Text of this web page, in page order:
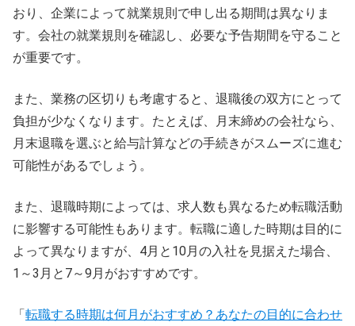
おり、企業によって就業規則で申し出る期間は異なりま
す。会社の就業規則を確認し、必要な予告期間を守ること
が重要です。
また、業務の区切りも考慮すると、退職後の双方にとって
負担が少なくなります。たとえば、月末締めの会社なら、
月末退職を選ぶと給与計算などの手続きがスムーズに進む
可能性があるでしょう。
また、退職時期によっては、求人数も異なるため転職活動
に影響する可能性もあります。転職に適した時期は目的に
よって異なりますが、4月と10月の入社を見据えた場合、
1～3月と7～9月がおすすめです。
「 転職する時期は何月がおすすめ？あなたの目的に合わせ